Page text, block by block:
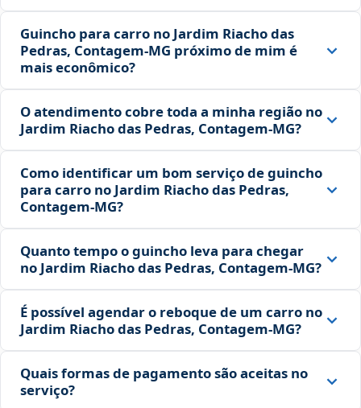
Guincho para carro no Jardim Riacho das
Pedras, Contagem‑MG próximo de mim é
mais econômico?
O atendimento cobre toda a minha região no
Jardim Riacho das Pedras, Contagem‑MG?
Como identificar um bom serviço de guincho
para carro no Jardim Riacho das Pedras,
Contagem‑MG?
Quanto tempo o guincho leva para chegar
no Jardim Riacho das Pedras, Contagem‑MG?
É possível agendar o reboque de um carro no
Jardim Riacho das Pedras, Contagem‑MG?
Quais formas de pagamento são aceitas no
serviço?